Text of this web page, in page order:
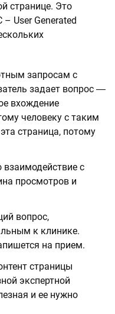
странице. Это
– User Generated
запросам с
задает вопрос ―
вхождение
человеку с таким
страница, потому
взаимодействие с
просмотров и
вопрос,
к клинике.
на прием.
страницы
экспертной
и ее нужно